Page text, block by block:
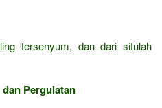
tersenyum, dan dari situlah
Pergulatan